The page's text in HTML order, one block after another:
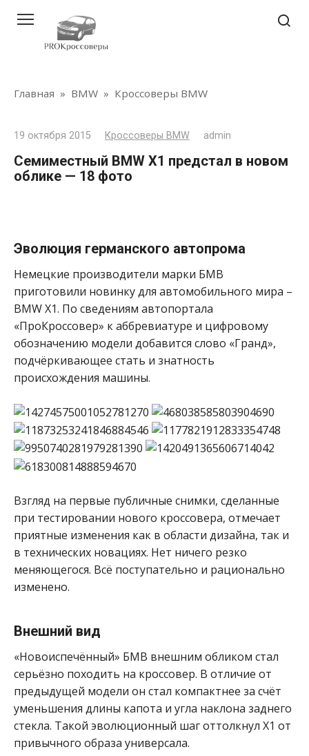
контенту
Главная » BMW » Кроссоверы BMW
19 октября 2015 Кроссоверы BMW admin
Семиместный BMW X1 предстал в новом
облике — 18 фото
Эволюция германского автопрома
Немецкие производители марки БМВ
приготовили новинку для автомобильного мира –
BMW X1. По сведениям автопортала
«ПроКроссовер» к аббревиатуре и цифровому
обозначению модели добавится слово «Гранд»,
подчёркивающее стать и знатность
происхождения машины.
Взгляд на первые публичные снимки, сделанные
при тестировании нового кроссовера, отмечает
приятные изменения как в области дизайна, так и
в технических новациях. Нет ничего резко
меняющегося. Всё поступательно и рационально
изменено.
Внешний вид
«Новоиспечённый» БМВ внешним обликом стал
серьёзно походить на кроссовер. В отличие от
предыдущей модели он стал компактнее за счёт
уменьшения длины капота и угла наклона заднего
стекла. Такой эволюционный шаг оттолкнул Х1 от
привычного образа универсала.